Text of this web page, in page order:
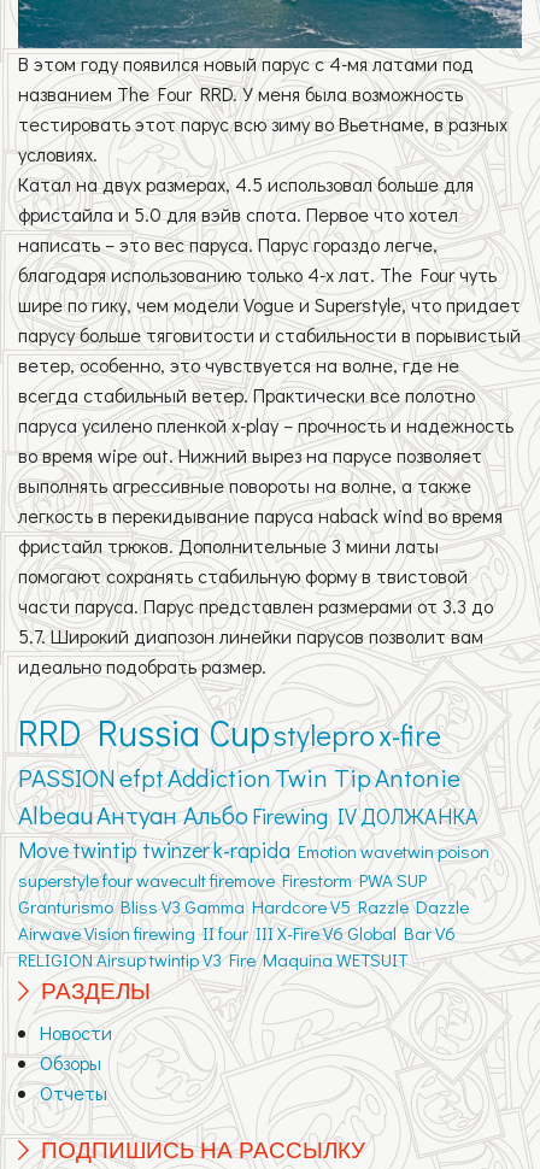
В этом году появился новый парус с 4-мя латами под
названием The Four RRD. У меня была возможность
тестировать этот парус всю зиму во Вьетнаме, в разных
условиях.
Катал на двух размерах, 4.5 использовал больше для
фристайла и 5.0 для вэйв спота. Первое что хотел
написать – это вес паруса. Парус гораздо легче,
благодаря использованию только 4-х лат. The Four чуть
шире по гику, чем модели Vogue и Superstyle, что придает
парусу больше тяговитости и стабильности в порывистый
ветер, особенно, это чувствуется на волне, где не
всегда стабильный ветер. Практически все полотно
паруса усилено пленкой x-play – прочность и надежность
во время wipe out. Нижний вырез на парусе позволяет
выполнять агрессивные повороты на волне, а также
легкость в перекидывание паруса наback wind во время
фристайл трюков. Дополнительные 3 мини латы
помогают сохранять стабильную форму в твистовой
части паруса. Парус представлен размерами от 3.3 до
5.7. Широкий диапозон линейки парусов позволит вам
идеально подобрать размер.
RRD Russia Cupstyleprox-fire
PASSIONefptAddictionTwin TipAntonie
AlbeauАнтуан Альбо Firewing IVДОЛЖАНКА
Movetwintip twinzerk-rapida Emotion wavetwin poison
superstylefourwavecultfiremove Firestorm PWASUP
Granturismo Bliss V3 Gamma Hardcore V5 Razzle Dazzle
AirwaveVision firewing IIfour IIIX-Fire V6 Global Bar V6
RELIGIONAirsuptwintip V3 Fire Maquina WETSUIT
РАЗДЕЛЫ
Новости
Обзоры
Отчеты
ПОДПИШИСЬ НА РАССЫЛКУ